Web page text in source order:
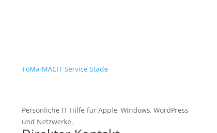
ToMa·MACIT Service Stade
Persönliche IT-Hilfe für Apple, Windows, WordPress
und Netzwerke.